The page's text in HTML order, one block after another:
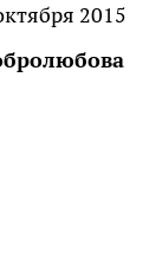
2015